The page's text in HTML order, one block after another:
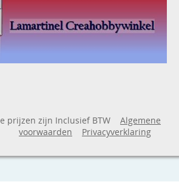
prijzen zijn Inclusief BTW
Algemene
voorwaarden
Privacyverklaring